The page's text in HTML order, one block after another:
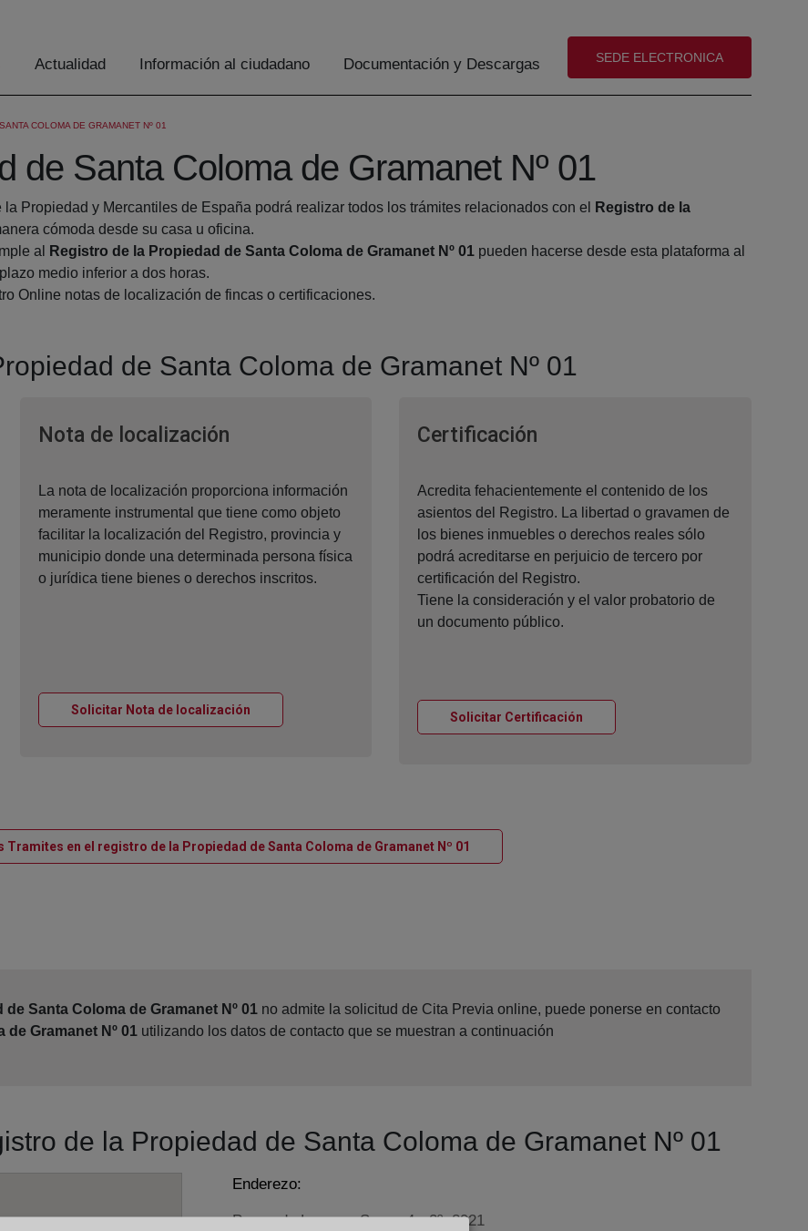
Actualidad Información al ciudadano Documentación y Descargas (abre en nueva ventana)
SEDE ELECTRONICA
SANTA COLOMA DE GRAMANET Nº 01
de Santa Coloma de Gramanet Nº 01
Propiedad y Mercantiles de España podrá realizar todos los trámites relacionados con el
Registro de la
cómoda desde su casa u oficina.
al
Registro de la Propiedad de Santa Coloma de Gramanet Nº 01 pueden hacerse desde esta plataforma al
medio inferior a dos horas.
Online notas de localización de fincas o certificaciones.
de Santa Coloma de Gramanet Nº 01
Nota de localizaciónVentana nueva
La nota de localización proporciona información
meramente instrumental que tiene como objeto
facilitar la localización del Registro, provincia y
municipio donde una determinada persona física
o jurídica tiene bienes o derechos inscritos.
Solicitar Nota de localizaciónVentana nueva
Certificación
Acredita fehacientemente el contenido de los
asientos del Registro. La libertad o gravamen de
los bienes inmuebles o derechos reales sólo
podrá acreditarse en perjuicio de tercero por
certificación del Registro.
Tiene la consideración y el valor probatorio de
un documento público.
Solicitar Certificación
Tramites en el registro de la Propiedad de Santa Coloma de Gramanet Nº 01
Santa Coloma de Gramanet Nº 01 no admite la solicitud de Cita Previa online, puede ponerse en contacto
Gramanet Nº 01 utilizando los datos de contacto que se muestran a continuación
de la Propiedad de Santa Coloma de Gramanet Nº 01
Enderezo:
Paseo de Lorenzo Serra, 4 - 2º, 8921